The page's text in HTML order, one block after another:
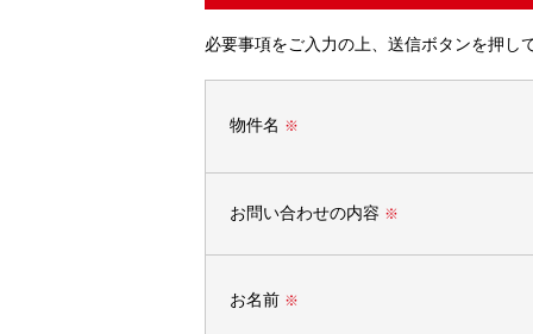
必要事項をご入力の上、送信ボタンを押し
物件名 ※
お問い合わせの内容 ※
お名前 ※